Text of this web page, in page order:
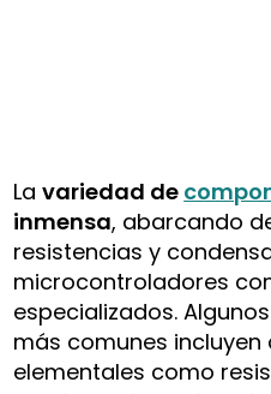
Lavariedad de
inmensa, abarcando
resistencias y
microcontroladores
especializados.
más comunes incluyen
elementales como